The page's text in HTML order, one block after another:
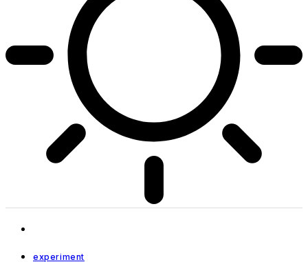
experiment